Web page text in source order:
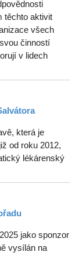
těchto aktivit
všech
činností
v lidech
která je
od roku 2012,
lékárenský
jako sponzor
vysílán na